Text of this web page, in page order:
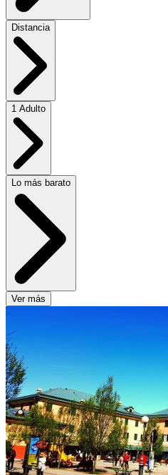
Distancia
1 Adulto
Lo más barato
Ver más